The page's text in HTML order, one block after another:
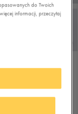
do Twoich
informacji, przeczytaj